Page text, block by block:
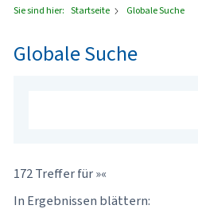
Sie sind hier: Startseite Globale Suche
Globale Suche
172 Treffer für »«
In Ergebnissen blättern: